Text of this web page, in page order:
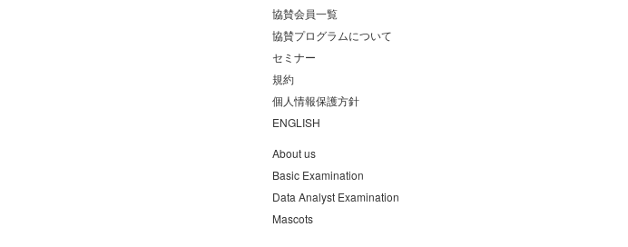
協賛会員一覧
協賛プログラムについて
セミナー
規約
個人情報保護方針
ENGLISH
About us
Basic Examination
Data Analyst Examination
Mascots